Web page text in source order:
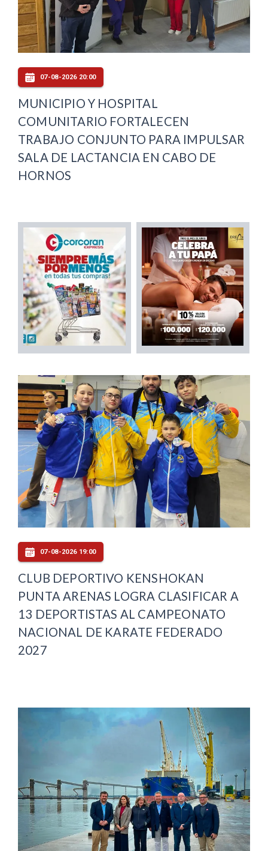
07-08-2026 20:00
MUNICIPIO Y HOSPITAL
COMUNITARIO FORTALECEN
TRABAJO CONJUNTO PARA IMPULSAR
SALA DE LACTANCIA EN CABO DE
HORNOS
07-08-2026 19:00
CLUB DEPORTIVO KENSHOKAN
PUNTA ARENAS LOGRA CLASIFICAR A
13 DEPORTISTAS AL CAMPEONATO
NACIONAL DE KARATE FEDERADO
2027